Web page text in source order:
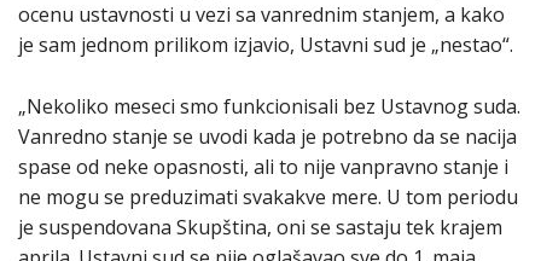
ocenu ustavnosti u vezi sa vanrednim stanjem, a kako
je sam jednom prilikom izjavio, Ustavni sud je „nestao“.
„Nekoliko meseci smo funkcionisali bez Ustavnog suda.
Vanredno stanje se uvodi kada je potrebno da se nacija
spase od neke opasnosti, ali to nije vanpravno stanje i
ne mogu se preduzimati svakakve mere. U tom periodu
je suspendovana Skupština, oni se sastaju tek krajem